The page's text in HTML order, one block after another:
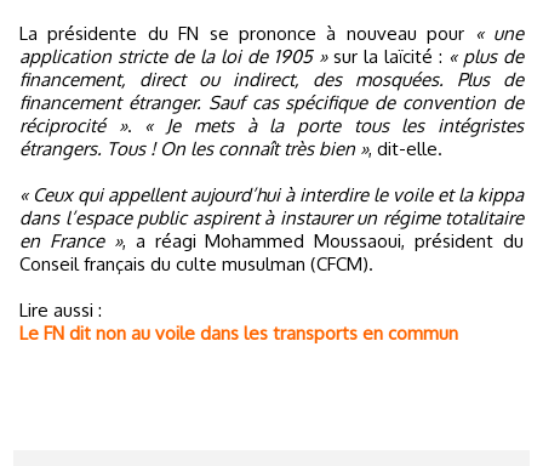
La présidente du FN se prononce à nouveau pour « une
application stricte de la loi de 1905 »sur la laïcité : « plus de
financement, direct ou indirect, des mosquées. Plus de
financement étranger. Sauf cas spécifique de convention de
réciprocité ». « Je mets à la porte tous les intégristes
étrangers. Tous ! On les connaît très bien », dit-elle.
« Ceux qui appellent aujourd’hui à interdire le voile et la kippa
dans l’espace public aspirent à instaurer un régime totalitaire
en France », a réagi Mohammed Moussaoui, président du
Conseil français du culte musulman (CFCM).
Lire aussi :
Le FN dit non au voile dans les transports en commun